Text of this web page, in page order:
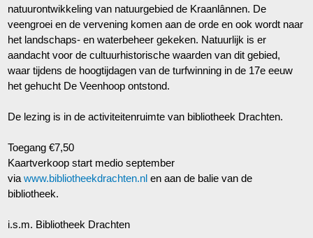
natuurontwikkeling van natuurgebied de Kraanlânnen. De
veengroei en de vervening komen aan de orde en ook wordt naar
het landschaps- en waterbeheer gekeken. Natuurlijk is er
aandacht voor de cultuurhistorische waarden van dit gebied,
waar tijdens de hoogtijdagen van de turfwinning in de 17e eeuw
het gehucht De Veenhoop ontstond.
De lezing is in de activiteitenruimte van bibliotheek Drachten.
Toegang €7,50
Kaartverkoop start medio september
viawww.bibliotheekdrachten.nl en aan de balie van de
bibliotheek.
i.s.m. Bibliotheek Drachten